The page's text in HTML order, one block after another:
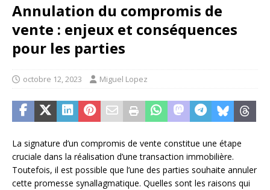
Annulation du compromis de
vente : enjeux et conséquences
pour les parties
octobre 12, 2023 Miguel Lopez
La signature d’un compromis de vente constitue une étape
cruciale dans la réalisation d’une transaction immobilière.
Toutefois, il est possible que l’une des parties souhaite annuler
cette promesse synallagmatique. Quelles sont les raisons qui